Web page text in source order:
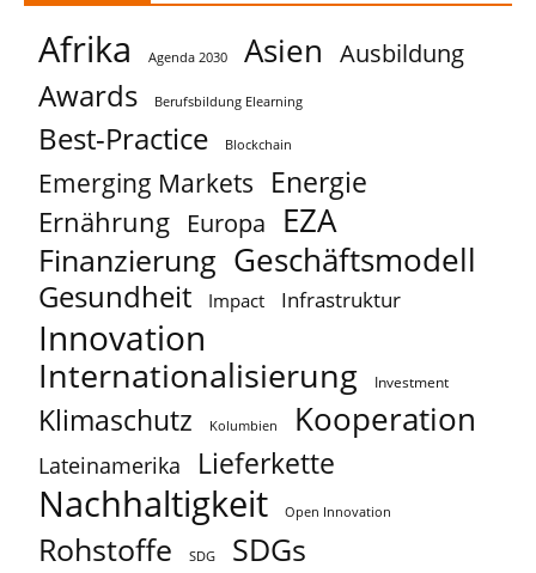
Afrika Agenda 2030 Asien Ausbildung
Awards Berufsbildung Elearning
Best-Practice Blockchain
Emerging Markets Energie
Ernährung Europa EZA
Finanzierung Geschäftsmodell
Gesundheit Impact Infrastruktur
Innovation
Internationalisierung Investment
Klimaschutz Kolumbien Kooperation
Lateinamerika Lieferkette
Nachhaltigkeit Open Innovation
Rohstoffe SDG SDGs